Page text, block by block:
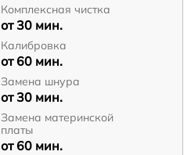
Комплексная чистка
от 30 мин.
Калибровка
от 60 мин.
Замена шнура
от 30 мин.
Замена материнской
платы
от 60 мин.